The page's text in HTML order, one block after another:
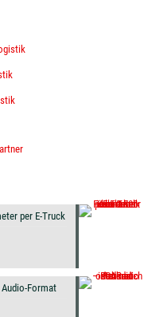
per E-Truck
Format